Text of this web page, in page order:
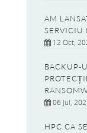
AM
SERVICIU
12 Oct,
BACKUP-
06 Jul,
HPC CA